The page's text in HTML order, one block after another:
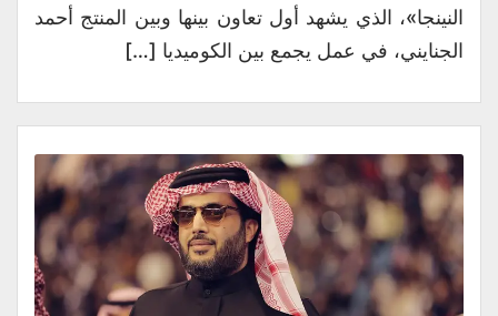
النينجا»، الذي يشهد أول تعاون بينها وبين المنتج أحمد
الجنايني، في عمل يجمع بين الكوميديا […]